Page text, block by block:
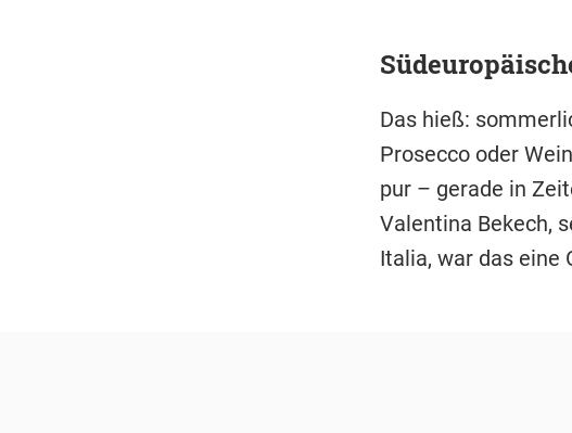
Das hieß:
Prosecco oder
pur – gerade in
Valentina Bekech,
Italia, war das eine